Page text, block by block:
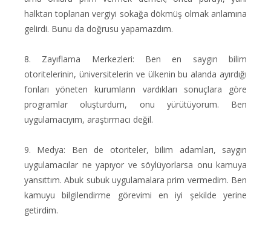
halktan toplanan vergiyi sokağa dökmüş olmak anlamına
gelirdi. Bunu da doğrusu yapamazdım.
8. Zayıflama Merkezleri: Ben en saygın bilim
otoritelerinin, üniversitelerin ve ülkenin bu alanda ayırdığı
fonları yöneten kurumların vardıkları sonuçlara göre
programlar oluşturdum, onu yürütüyorum. Ben
uygulamacıyım, araştırmacı değil.
9. Medya: Ben de otoriteler, bilim adamları, saygın
uygulamacılar ne yapıyor ve söylüyorlarsa onu kamuya
yansıttım. Abuk subuk uygulamalara prim vermedim. Ben
kamuyu bilgilendirme görevimi en iyi şekilde yerine
getirdim.